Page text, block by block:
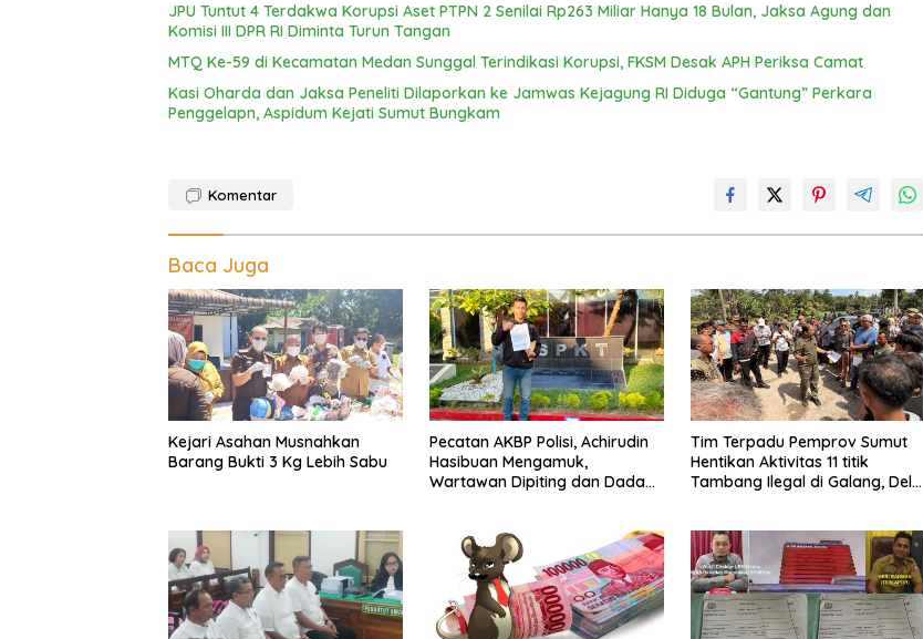
JPU Tuntut 4 Terdakwa Korupsi Aset PTPN 2 Senilai Rp263 Miliar Hanya 18 Bulan, Jaksa Agung dan
Komisi III DPR RI Diminta Turun Tangan
MTQ Ke-59 di Kecamatan Medan Sunggal Terindikasi Korupsi, FKSM Desak APH Periksa Camat
Kasi Oharda dan Jaksa Peneliti Dilaporkan ke Jamwas Kejagung RI Diduga “Gantung” Perkara
Penggelapn, Aspidum Kejati Sumut Bungkam
Komentar
Baca Juga
Kejari Asahan Musnahkan
Barang Bukti 3 Kg Lebih Sabu
Pecatan AKBP Polisi, Achirudin
Hasibuan Mengamuk,
Wartawan Dipiting dan Dada
Tim Terpadu Pemprov Sumut
Hentikan Aktivitas 11 titik
Tambang Ilegal di Galang, Deli